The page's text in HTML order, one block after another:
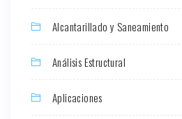
Alcantarillado y Saneamiento
Análisis Estructural
Aplicaciones